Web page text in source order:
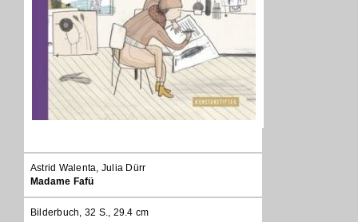
Astrid Walenta, Julia Dürr
Madame Fafü
Bilderbuch, 32 S., 29.4 cm